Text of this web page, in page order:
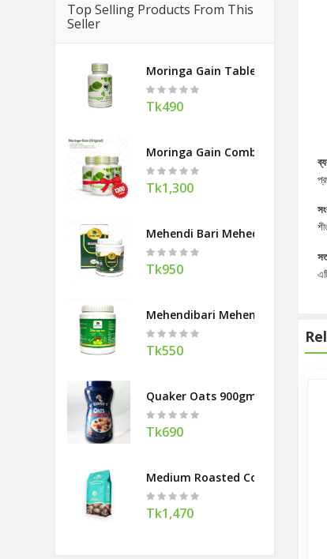
Top Selling Products From This
Seller
Moringa Gain Tablel 90
Tk490
Moringa Gain Combo Offer
Tk1,300
Mehendi Bari Mehedi Hair Pack
Tk950
Mehendibari Mehendi Hair Pack
Tk550
Quaker Oats 900gm
Tk690
Medium Roasted Coffee Beans
Tk1,470